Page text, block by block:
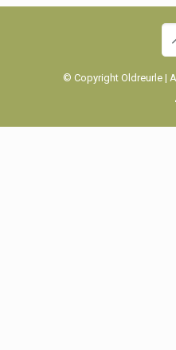
© Copyright Oldreurle |